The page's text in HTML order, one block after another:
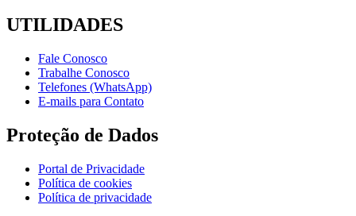
UTILIDADES
Fale Conosco
Trabalhe Conosco
Telefones (WhatsApp)
E-mails para Contato
Proteção de Dados
Portal de Privacidade
Política de cookies
Política de privacidade